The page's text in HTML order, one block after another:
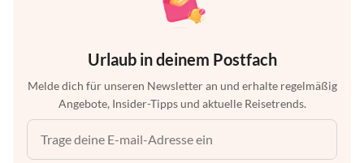
Urlaub in deinem Postfach
Melde dich für unseren Newsletter an und erhalte regelmäßig
Angebote, Insider-Tipps und aktuelle Reisetrends.